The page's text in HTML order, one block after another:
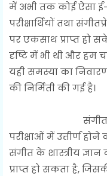
में अभी तक कोई ऐसा ई-
परीक्षार्थियों तथा
पर एकसाथ प्राप्त हो
दृष्टि में भी थी और हम
यही समस्या का
की निर्मिती की गई है।
संगीत-जगत
परीक्षाओं में उत्तीर्ण
संगीत के शास्त्रीय ज्ञान
प्राप्त हो सकता है,